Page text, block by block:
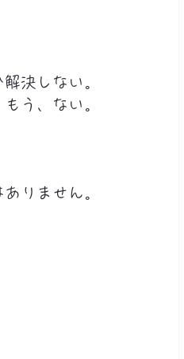
決しない。
う、ない。
りません。